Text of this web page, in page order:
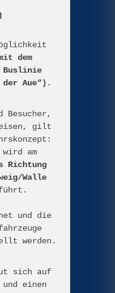
dem
Buslinie
Aue“) .
Besucher,
gilt
am
Richtung
Walle
und die
werden.
sich auf
einen